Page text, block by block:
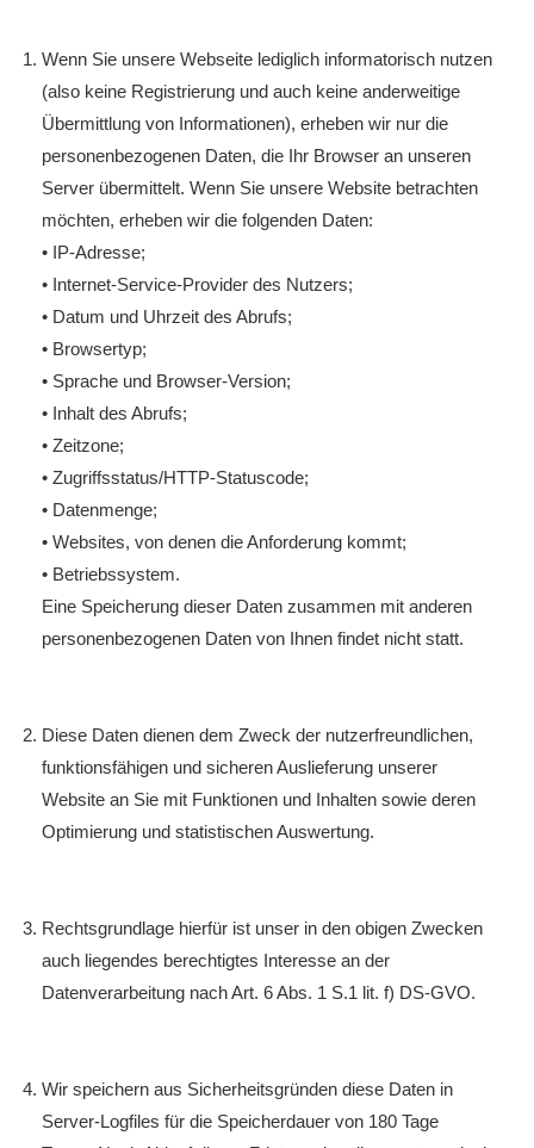
Wenn Sie unsere Webseite lediglich informatorisch nutzen
(also keine Registrierung und auch keine anderweitige
Übermittlung von Informationen), erheben wir nur die
personenbezogenen Daten, die Ihr Browser an unseren
Server übermittelt. Wenn Sie unsere Website betrachten
möchten, erheben wir die folgenden Daten:
• IP-Adresse;
• Internet-Service-Provider des Nutzers;
• Datum und Uhrzeit des Abrufs;
• Browsertyp;
• Sprache und Browser-Version;
• Inhalt des Abrufs;
• Zeitzone;
• Zugriffsstatus/HTTP-Statuscode;
• Datenmenge;
• Websites, von denen die Anforderung kommt;
• Betriebssystem.
Eine Speicherung dieser Daten zusammen mit anderen
personenbezogenen Daten von Ihnen findet nicht statt.
Diese Daten dienen dem Zweck der nutzerfreundlichen,
funktionsfähigen und sicheren Auslieferung unserer
Website an Sie mit Funktionen und Inhalten sowie deren
Optimierung und statistischen Auswertung.
Rechtsgrundlage hierfür ist unser in den obigen Zwecken
auch liegendes berechtigtes Interesse an der
Datenverarbeitung nach Art. 6 Abs. 1 S.1 lit. f) DS-GVO.
Wir speichern aus Sicherheitsgründen diese Daten in
Server-Logfiles für die Speicherdauer von 180 Tage